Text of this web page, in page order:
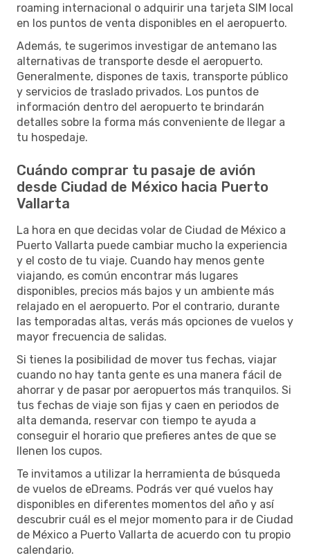
roaming internacional o adquirir una tarjeta SIM local
en los puntos de venta disponibles en el aeropuerto.
Además, te sugerimos investigar de antemano las
alternativas de transporte desde el aeropuerto.
Generalmente, dispones de taxis, transporte público
y servicios de traslado privados. Los puntos de
información dentro del aeropuerto te brindarán
detalles sobre la forma más conveniente de llegar a
tu hospedaje.
Cuándo comprar tu pasaje de avión
desde Ciudad de México hacia Puerto
Vallarta
La hora en que decidas volar de Ciudad de México a
Puerto Vallarta puede cambiar mucho la experiencia
y el costo de tu viaje. Cuando hay menos gente
viajando, es común encontrar más lugares
disponibles, precios más bajos y un ambiente más
relajado en el aeropuerto. Por el contrario, durante
las temporadas altas, verás más opciones de vuelos y
mayor frecuencia de salidas.
Si tienes la posibilidad de mover tus fechas, viajar
cuando no hay tanta gente es una manera fácil de
ahorrar y de pasar por aeropuertos más tranquilos. Si
tus fechas de viaje son fijas y caen en periodos de
alta demanda, reservar con tiempo te ayuda a
conseguir el horario que prefieres antes de que se
llenen los cupos.
Te invitamos a utilizar la herramienta de búsqueda
de vuelos de eDreams. Podrás ver qué vuelos hay
disponibles en diferentes momentos del año y así
descubrir cuál es el mejor momento para ir de Ciudad
de México a Puerto Vallarta de acuerdo con tu propio
calendario.